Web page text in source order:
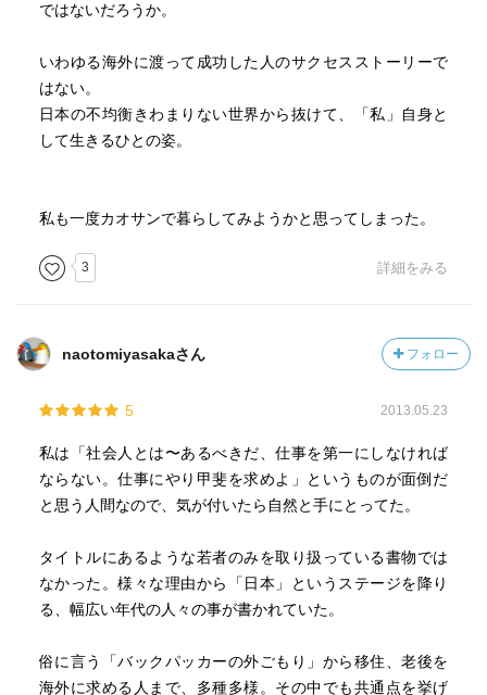
ではないだろうか。
いわゆる海外に渡って成功した人のサクセスストーリーで
はない。
日本の不均衡きわまりない世界から抜けて、「私」自身と
して生きるひとの姿。
私も一度カオサンで暮らしてみようかと思ってしまった。
3 詳細をみる
naotomiyasakaさん フォロー
5 2013.05.23
私は「社会人とは〜あるべきだ、仕事を第一にしなければ
ならない。仕事にやり甲斐を求めよ」というものが面倒だ
と思う人間なので、気が付いたら自然と手にとってた。
タイトルにあるような若者のみを取り扱っている書物では
なかった。様々な理由から「日本」というステージを降り
る、幅広い年代の人々の事が書かれていた。
俗に言う「バックパッカーの外ごもり」から移住、老後を
海外に求める人まで、多種多様。その中でも共通点を挙げ